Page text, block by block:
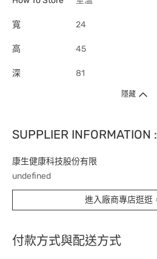
寬 24
高 45
深 81
隱藏
SUPPLIER
康生健康科技股份有限
undefined
進入廠商專店逛逛
付款方式與配送方式